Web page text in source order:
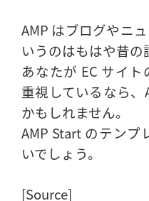
AMP はブログやニ
いうのはもはや昔の
あなたが EC サイ
重視しているなら
かもしれません。
AMP Start のテン
いでしょう。
[Source]